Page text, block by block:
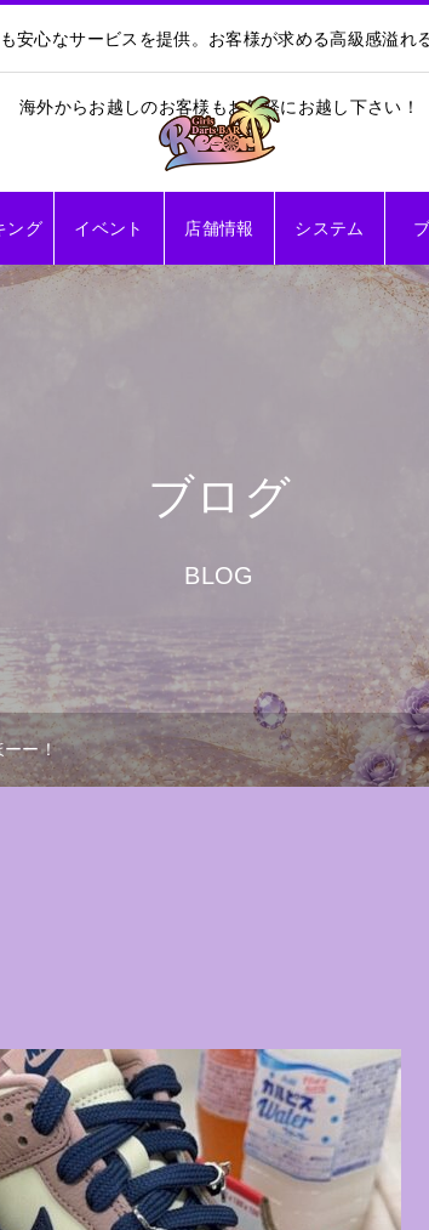
心なサービスを提供。お客様が求める高級感溢
海外からお越しのお客様もお気軽にお越し下さい！
ング イベント 店舗情報 システム
ブログ
BLOG
ーー！